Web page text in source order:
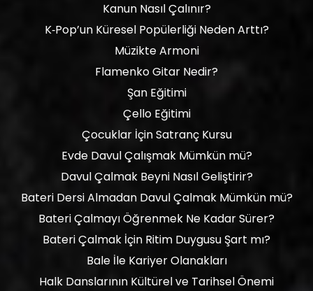
Kanun Nasıl Çalınır?
K‑Pop’un Küresel Popülerliği Neden Arttı?
Müzikte Armoni
Flamenko Gitar Nedir?
Şan Eğitimi
Çello Eğitimi
Çocuklar İçin Satranç Kursu
Evde Davul Çalışmak Mümkün mü?
Davul Çalmak Beyni Nasıl Geliştirir?
Bateri Dersi Almadan Davul Çalmak Mümkün mü?
Bateri Çalmayı Öğrenmek Ne Kadar Sürer?
Bateri Çalmak İçin Ritim Duygusu Şart mı?
Bale İle Kariyer Olanakları
Halk Danslarının Kültürel ve Tarihsel Önemi